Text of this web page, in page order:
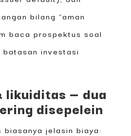
bilang “aman
baca prospektus soal
investasi
likuiditas — dua
disepelein
biasanya jelasin biaya: